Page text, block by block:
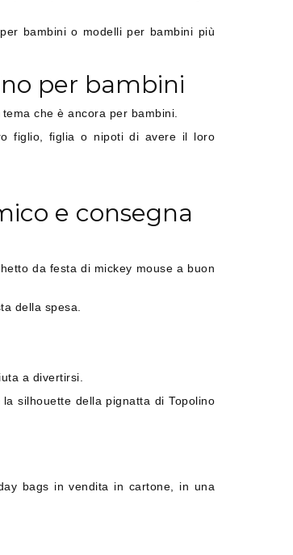
bambini o modelli per bambini più
per bambini
che è ancora per bambini.
figlio, figlia o nipoti di avere il loro
e consegna
da festa di mickey mouse a buon
della spesa.
a divertirsi.
silhouette della pignatta di Topolino
bags in vendita in cartone, in una